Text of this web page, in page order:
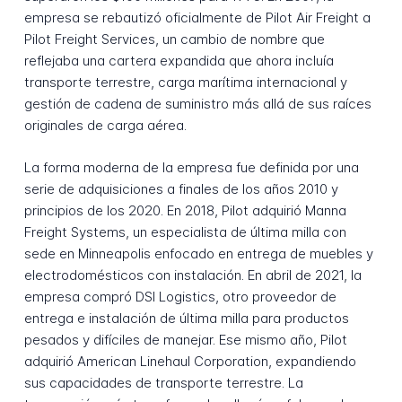
empresa se rebautizó oficialmente de Pilot Air Freight a
Pilot Freight Services, un cambio de nombre que
reflejaba una cartera expandida que ahora incluía
transporte terrestre, carga marítima internacional y
gestión de cadena de suministro más allá de sus raíces
originales de carga aérea.
La forma moderna de la empresa fue definida por una
serie de adquisiciones a finales de los años 2010 y
principios de los 2020. En 2018, Pilot adquirió Manna
Freight Systems, un especialista de última milla con
sede en Minneapolis enfocado en entrega de muebles y
electrodomésticos con instalación. En abril de 2021, la
empresa compró DSI Logistics, otro proveedor de
entrega e instalación de última milla para productos
pesados y difíciles de manejar. Ese mismo año, Pilot
adquirió American Linehaul Corporation, expandiendo
sus capacidades de transporte terrestre. La